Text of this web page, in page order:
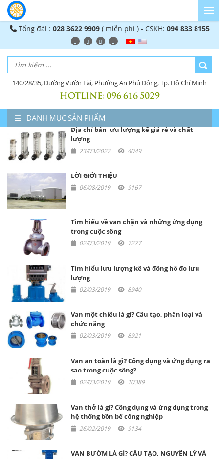
Tổng đài : 028 3622 9909( miễn phí ) - CSKH: 094 833 8155
140/28/35, Đường Vườn Lài, Phường An Phú Đông, Tp. Hồ Chí Minh
HOTLINE:096 616 5029
DANH MỤC SẢN PHẨM
Địa chỉ bán lưu lượng kế giá rẻ và chất
lượng
23/03/2022 4049
LỜI GIỚI THIỆU
06/08/2019 9167
Tìm hiểu về van chặn và những ứng dụng
trong cuộc sống
02/03/2019 7277
Tìm hiểu lưu lượng kế và đồng hồ đo lưu
lượng
02/03/2019 8940
Van một chiều là gì? Cấu tạo, phân loại và
chức năng
02/03/2019 8921
Van an toàn là gì? Công dụng và ứng dụng ra
sao trong cuộc sống?
02/03/2019 10389
Van thở là gì? Công dụng và ứng dụng trong
hệ thống bồn bể công nghiệp
26/02/2019 9134
VAN BƯỚM LÀ GÌ? CẤU TẠO, NGUYÊN LÝ VÀ